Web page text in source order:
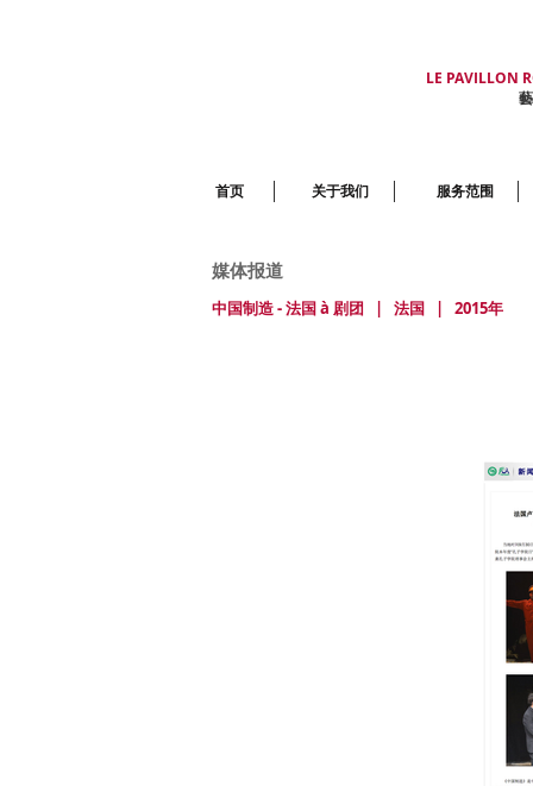
LE PAVILLON
首页 关于我们 服务范围
媒体报道
中国制造 - 法国 à 剧团 | 法国 | 2015年